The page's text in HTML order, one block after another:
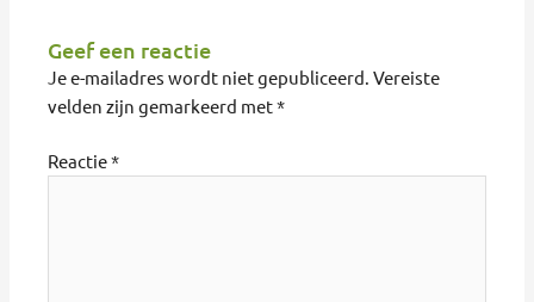
Geef een reactie
Je e-mailadres wordt niet gepubliceerd. Vereiste
velden zijn gemarkeerd met*
Reactie*